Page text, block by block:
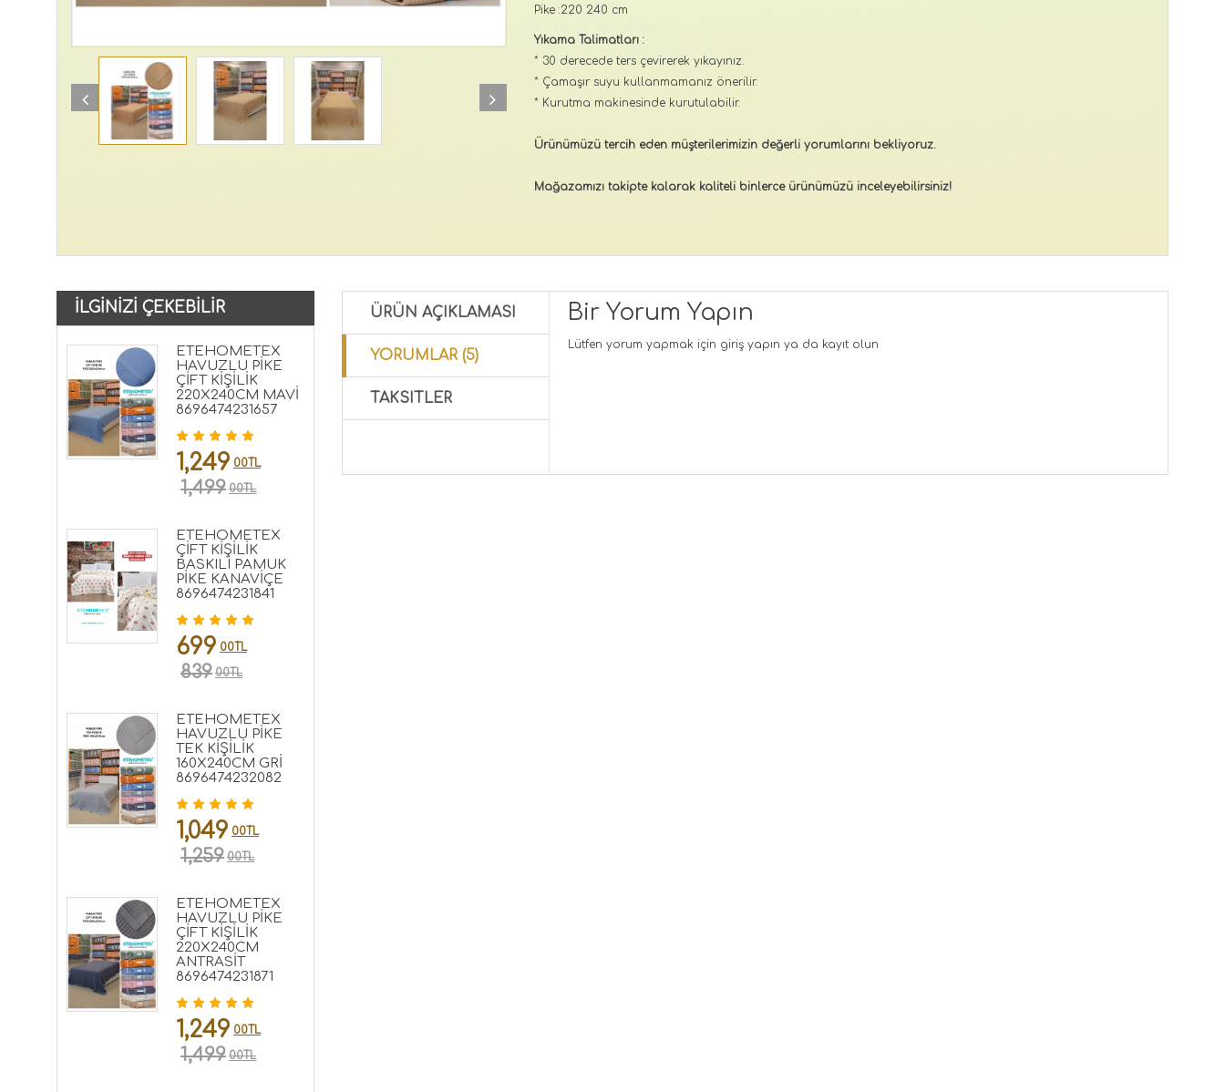
Pike :220 240 cm
Yıkama Talimatları :
* 30 derecede ters çevirerek yıkayınız.
* Çamaşır suyu kullanmamanız önerilir.
* Kurutma makinesinde kurutulabilir.
Ürünümüzü tercih eden müşterilerimizin değerli yorumlarını bekliyoruz.
Mağazamızı takipte kalarak kaliteli binlerce ürünümüzü inceleyebilirsiniz!
İLGINIZI ÇEKEBILIR
ETEHOMETEX
HAVUZLU PİKE
ÇİFT KİŞİLİK
220X240CM MAVİ
8696474231657
1,249 00TL
1,499 00TL
ETEHOMETEX
ÇİFT KİŞİLİK
BASKILI PAMUK
PİKE KANAVİÇE
8696474231841
699 00TL
839 00TL
ETEHOMETEX
HAVUZLU PİKE
TEK KİŞİLİK
160X240CM GRİ
8696474232082
1,049 00TL
1,259 00TL
ETEHOMETEX
HAVUZLU PİKE
ÇİFT KİŞİLİK
220X240CM
ANTRASİT
8696474231871
1,249 00TL
1,499 00TL
ÜRÜN AÇIKLAMASI
YORUMLAR (5)
TAKSITLER
Bir Yorum Yapın
Lütfen yorum yapmak için giriş yapın ya da kayıt olun